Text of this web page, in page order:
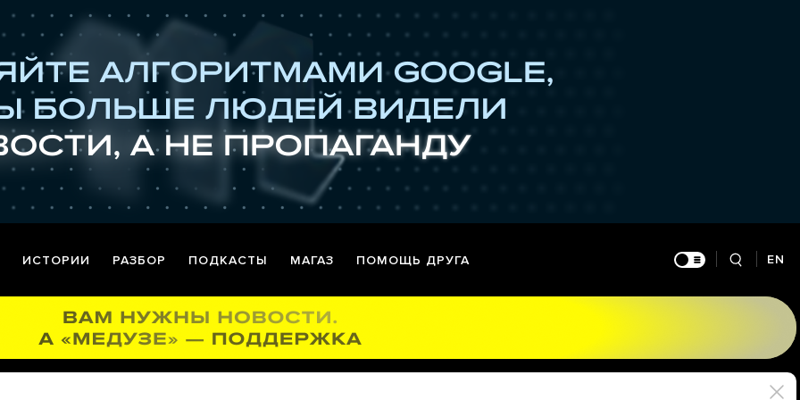
ИСТОРИИ РАЗБОР ПОДКАСТЫ МАГАЗ ПОМОЩЬ ДРУГА EN